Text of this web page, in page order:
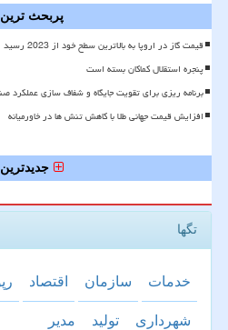
پربحث ترین
قیمت گاز در اروپا به بالاترین سطح خود از 2023 رسید
پنجره استقلال کماکان بسته است
برنامه ریزی برای تقویت جایگاه و شفاف سازی عملکرد
افزایش قیمت جهانی طلا با کاهش تنش ها در خاورمیانه
تگها
خدمات سازمان اقتصاد
شهرداری تولید مدیر